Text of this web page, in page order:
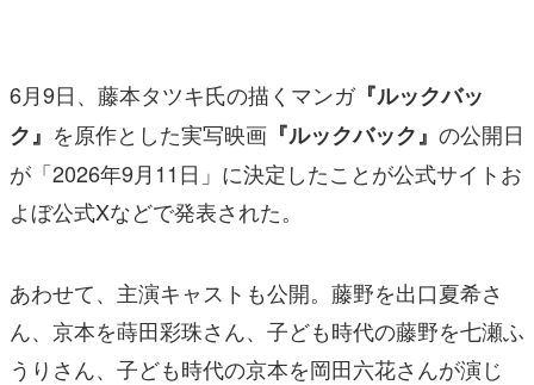
6月9日、藤本タツキ氏の描くマンガ『ルックバッ
ク』 を原作とした実写映画 『ルックバック』 の公開日
が「2026年9月11日」に決定したことが公式サイトお
よぼ公式Xなどで発表された。
あわせて、主演キャストも公開。藤野を出口夏希さ
ん、京本を蒔田彩珠さん、子ども時代の藤野を七瀬ふ
うりさん、子ども時代の京本を岡田六花さんが演じ